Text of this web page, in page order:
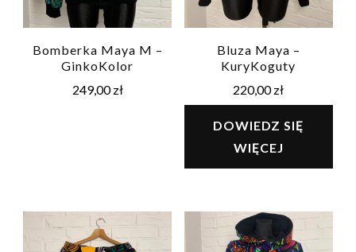
Bomberka Maya M –
GinkoKolor
249,00zł
Bluza Maya –
KuryKoguty
220,00zł
DOWIEDZ SIĘ
WIĘCEJ